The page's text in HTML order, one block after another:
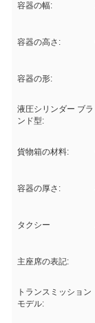
容器の幅:
容器の高さ:
容器の形:
液圧シリンダー ブラ
ンド型:
貨物箱の材料:
容器の厚さ:
タクシー
主座席の表記:
トランスミッション
モデル: